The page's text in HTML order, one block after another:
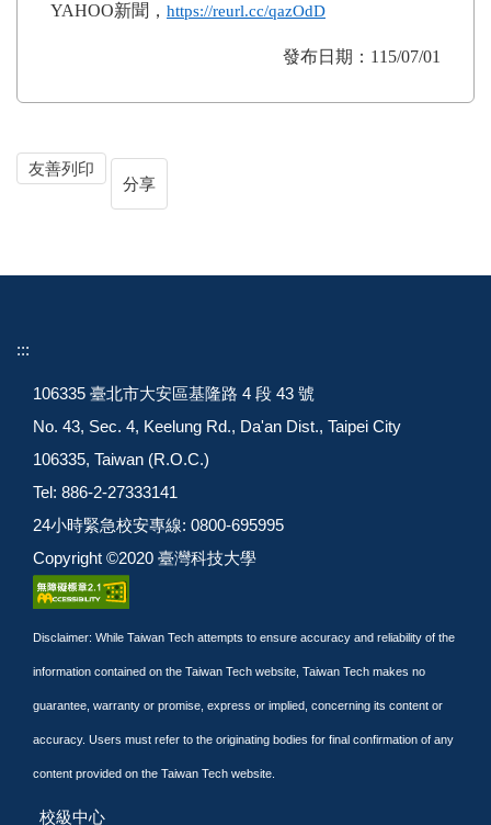
YAHOO新聞， https://reurl.cc/qazOdD
發布日期：115/07/01
友善列印
分享
:::
106335 臺北市大安區基隆路 4 段 43 號
No. 43, Sec. 4, Keelung Rd., Da'an Dist., Taipei City
106335, Taiwan (R.O.C.)
Tel: 886-2-27333141
24小時緊急校安專線: 0800-695995
Copyright ©2020 臺灣科技大學
Disclaimer: While Taiwan Tech attempts to ensure accuracy and reliability of the
information contained on the Taiwan Tech website, Taiwan Tech makes no
guarantee, warranty or promise, express or implied, concerning its content or
accuracy. Users must refer to the originating bodies for final confirmation of any
content provided on the Taiwan Tech website.
校級中心